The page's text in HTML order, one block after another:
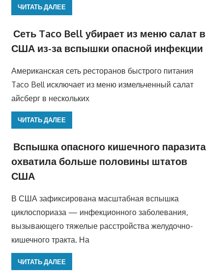
ЧИТАТЬ ДАЛЕЕ
Сеть Taco Bell убирает из меню салат в
США из-за вспышки опасной инфекции
Американская сеть ресторанов быстрого питания
Taco Bell исключает из меню измельченный салат
айсберг в нескольких
ЧИТАТЬ ДАЛЕЕ
Вспышка опасного кишечного паразита
охватила больше половины штатов
США
В США зафиксирована масштабная вспышка
циклоспориаза — инфекционного заболевания,
вызывающего тяжелые расстройства желудочно-
кишечного тракта. На
ЧИТАТЬ ДАЛЕЕ